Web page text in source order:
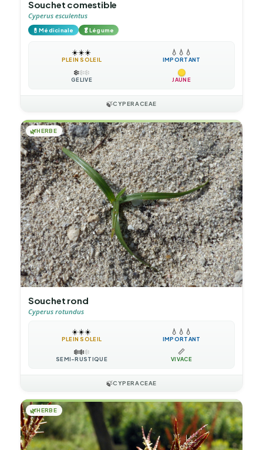
Souchet comestible
Cyperus esculentus
💊Médicinale 🥬Légume
☀️☀️☀️
PLEIN SOLEIL
💧 💧 💧
IMPORTANT
❄️❄️❄️
GÉLIVE JAUNE
🍃CYPERACEAE
🌿HERBE
Souchet rond
Cyperus rotundus
☀️☀️☀️
PLEIN SOLEIL
💧 💧 💧
IMPORTANT
❄️❄️❄️
SEMI-RUSTIQUE
📏
VIVACE
🍃CYPERACEAE
🌿HERBE